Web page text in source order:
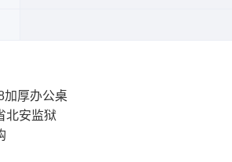
加厚办公桌
北安监狱